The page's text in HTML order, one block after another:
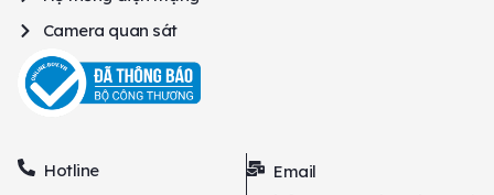
Camera quan sát
Hotline
Email